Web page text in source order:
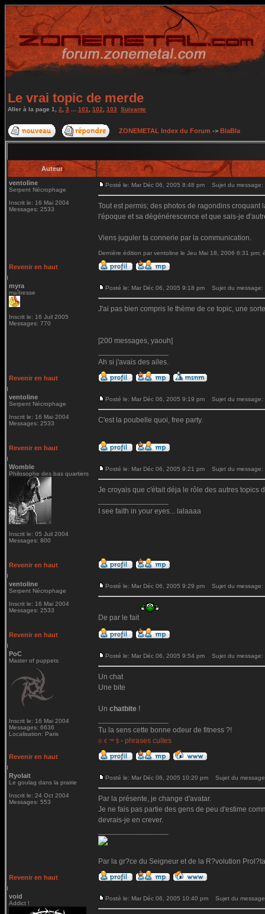
Le vrai topic de merde
Aller à la page 1 2 3 101 102 103 Suivante
ZONEMETAL Index du Forum -> BlaBla
Auteur
ventoline
Serpent Nécrophage
Inscrit le: 16 Mai 2004
Messages: 2533
Posté le: Mar Déc 06, 2005 8:48 pm Sujet du message:
Tout est permis; des photos de ragondins
l'époque et sa dégénérescence et que sais-je
Viens juguler ta connerie par la communication.
Dernière édition par ventoline le Jeu Mai 18, 2006 6:31 pm;
Revenir en haut
myra
maîtresse
Inscrit le: 16 Juil 2005
Messages: 770
Posté le: Mar Déc 06, 2005 9:18 pm Sujet du message:
J'ai pas bien compris le thème de ce topic, une
[200 messages, yaouh]
Ah si j'avais des ailes.
Revenir en haut
ventoline
Serpent Nécrophage
Inscrit le: 16 Mai 2004
Messages: 2533
Posté le: Mar Déc 06, 2005 9:19 pm Sujet du message:
C'est la poubelle quoi, free party.
Revenir en haut
Womble
Philosophe des bas quartiers
Inscrit le: 05 Juil 2004
Messages: 800
Posté le: Mar Déc 06, 2005 9:21 pm Sujet du message:
Je croyais que c'était déja le rôle des autres topics
I see faith in your eyes... lalaaaa
Revenir en haut
ventoline
Serpent Nécrophage
Inscrit le: 16 Mai 2004
Messages: 2533
Posté le: Mar Déc 06, 2005 9:29 pm Sujet du message:
De par le fait
Revenir en haut
PoC
Master of puppets
Inscrit le: 16 Mai 2004
Messages: 6636
Localisation: Paris
Posté le: Mar Déc 06, 2005 9:54 pm Sujet du message:
Un chat
Une bite
Un chatbite !
Tu la sens cette bonne odeur de fitness ?!
© € ™ $ - phrases cultes
Revenir en haut
Ryolait
Le goulag dans la prairie
Inscrit le: 24 Oct 2004
Messages: 553
Posté le: Mar Déc 06, 2005 10:20 pm Sujet du
Par la présente, je change d'avatar.
Je ne fais pas partie des gens de peu d'estime
devrais-je en crever.
Par la gr?ce du Seigneur et de la R?volution
Revenir en haut
void
Addict !
Posté le: Mar Déc 06, 2005 10:40 pm Sujet du